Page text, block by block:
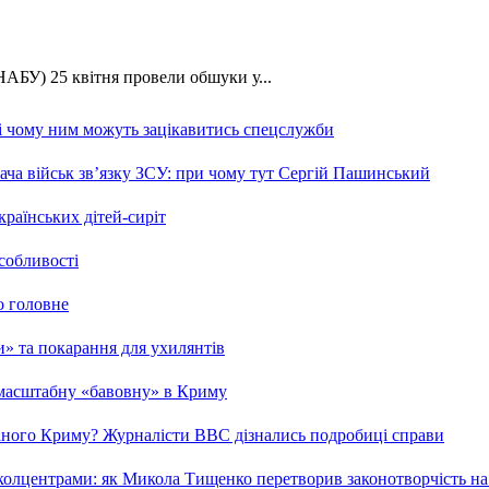
25 квітня провели обшуки у...
ним можуть зацікавитись спецслужби
військ зв’язку ЗСУ: при чому тут Сергій Пашинський
дітей-сиріт
головне
та покарання для ухилянтів
«бавовну» в Криму
Криму? Журналісти ВВС дізнались подробиці справи
як Микола Тищенко перетворив законотворчість на